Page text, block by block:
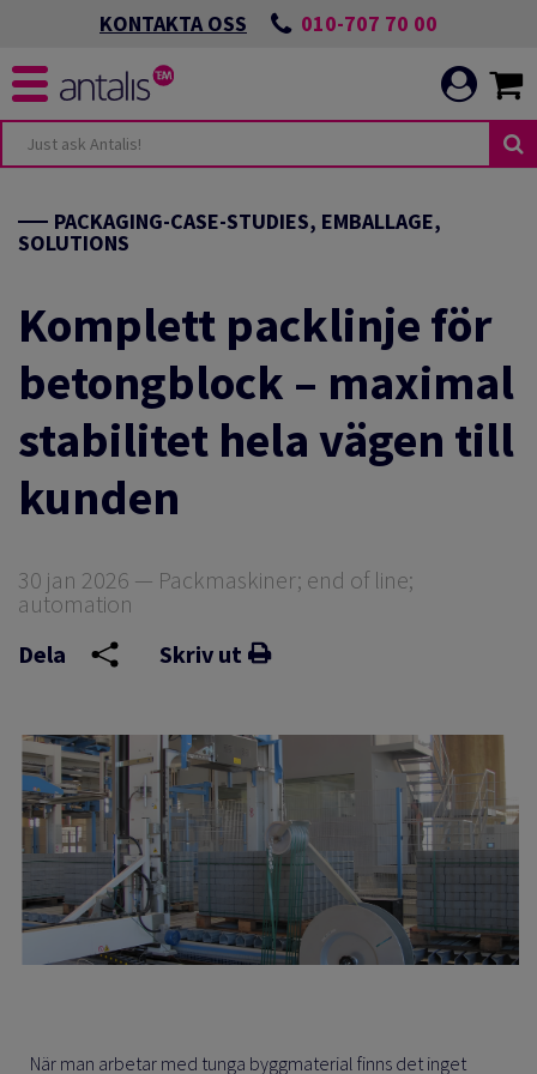
KONTAKTA OSS 010-707 70 00
PACKAGING-CASE-STUDIES, EMBALLAGE,
SOLUTIONS
Komplett packlinje för
betongblock – maximal
stabilitet hela vägen till
kunden
30 jan 2026 — Packmaskiner; end of line;
automation
Dela
Skriv ut
När man arbetar med tunga byggmaterial finns det inget